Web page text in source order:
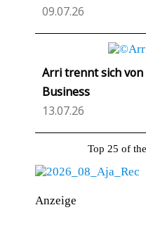
09.07.26
Arri trennt sich von
Business
13.07.26
Top 25 of
Anzeige